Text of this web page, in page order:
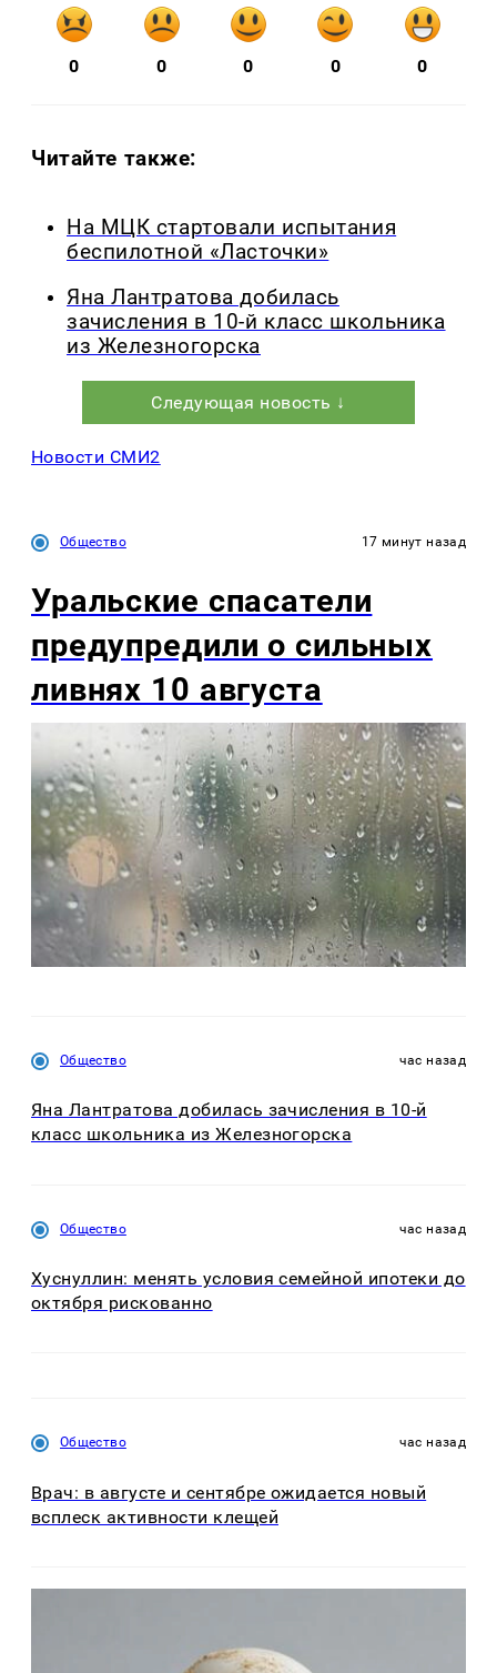
0 0 0 0 0
Читайте также:
На МЦК стартовали испытания
беспилотной «Ласточки»
Яна Лантратова добилась
зачисления в 10-й класс школьника
из Железногорска
Следующая новость ↓
Новости СМИ2
Общество 17 минут назад
Уральские спасатели
предупредили о сильных
ливнях 10 августа
Общество час назад
Яна Лантратова добилась зачисления в 10-й
класс школьника из Железногорска
Общество час назад
Хуснуллин: менять условия семейной ипотеки до
октября рискованно
Общество час назад
Врач: в августе и сентябре ожидается новый
всплеск активности клещей